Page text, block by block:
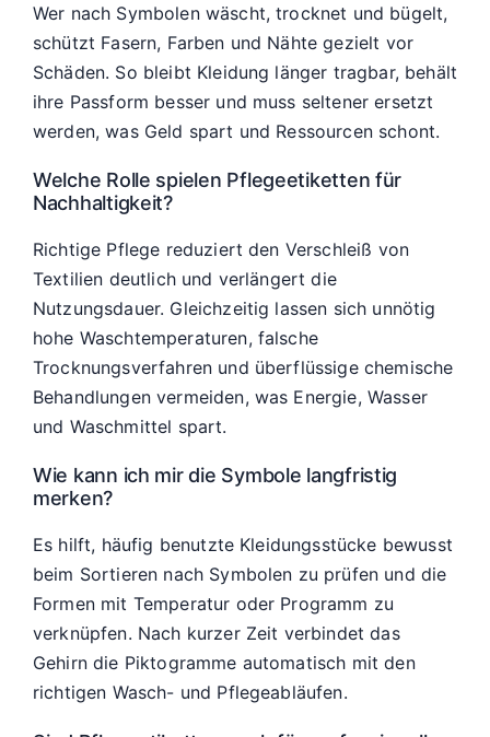
Wer nach Symbolen wäscht, trocknet und bügelt,
schützt Fasern, Farben und Nähte gezielt vor
Schäden. So bleibt Kleidung länger tragbar, behält
ihre Passform besser und muss seltener ersetzt
werden, was Geld spart und Ressourcen schont.
Welche Rolle spielen Pflegeetiketten für
Nachhaltigkeit?
Richtige Pflege reduziert den Verschleiß von
Textilien deutlich und verlängert die
Nutzungsdauer. Gleichzeitig lassen sich unnötig
hohe Waschtemperaturen, falsche
Trocknungsverfahren und überflüssige chemische
Behandlungen vermeiden, was Energie, Wasser
und Waschmittel spart.
Wie kann ich mir die Symbole langfristig
merken?
Es hilft, häufig benutzte Kleidungsstücke bewusst
beim Sortieren nach Symbolen zu prüfen und die
Formen mit Temperatur oder Programm zu
verknüpfen. Nach kurzer Zeit verbindet das
Gehirn die Piktogramme automatisch mit den
richtigen Wasch- und Pflegeabläufen.